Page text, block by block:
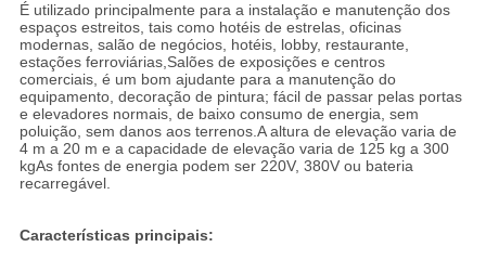
É utilizado principalmente para a instalação e manutenção dos
espaços estreitos, tais como hotéis de estrelas, oficinas
modernas, salão de negócios, hotéis, lobby, restaurante,
estações ferroviárias,Salões de exposições e centros
comerciais, é um bom ajudante para a manutenção do
equipamento, decoração de pintura; fácil de passar pelas portas
e elevadores normais, de baixo consumo de energia, sem
poluição, sem danos aos terrenos.A altura de elevação varia de
4 m a 20 m e a capacidade de elevação varia de 125 kg a 300
kgAs fontes de energia podem ser 220V, 380V ou bateria
recarregável.
Características principais: